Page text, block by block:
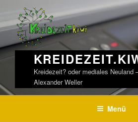
Inhalt
Kreidezeit? oder mediales Neuland
Alexander Weller
Menü